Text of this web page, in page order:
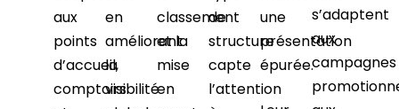
aux
points
d’accueil,
comptoirs
en
améliorant
la
visibilité
classement
et la
mise
en
de
structure
capte
l’attention
une
présentation
épurée.
s’adaptent
aux
campagnes